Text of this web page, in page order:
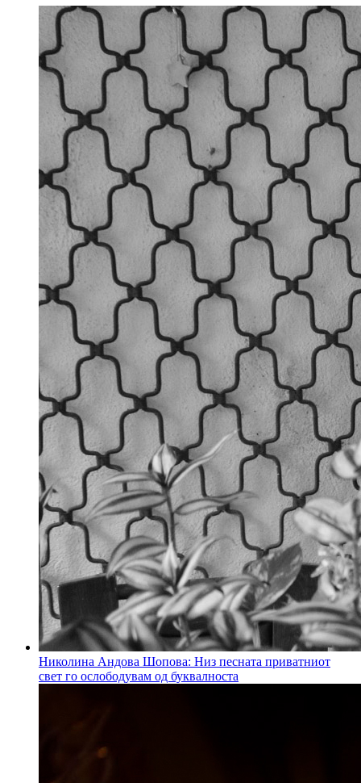
Николина Андова Шопова: Низ песната приватниот
свет го ослободувам од буквалноста